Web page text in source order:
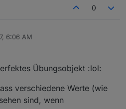
0
6:06 AM
Übungsobjekt :lol:
verschiedene Werte (wie
sind, wenn